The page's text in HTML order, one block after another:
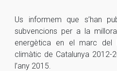
Us informem que s’han
subvencions per a la
energètica en el marc del
climàtic de Catalunya 2012-
l’any 2015.